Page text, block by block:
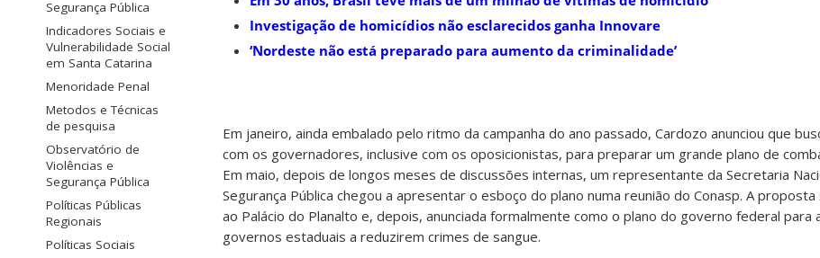
Segurança Pública
Indicadores Sociais e
Vulnerabilidade Social
em Santa Catarina
Menoridade Penal
Metodos e Técnicas
de pesquisa
Observatório de
Violências e
Segurança Pública
Políticas Públicas
Regionais
Políticas Sociais
Investigação de homicídios não esclarecidos ganha Innovare
‘Nordeste não está preparado para aumento da criminalidade’
Em janeiro, ainda embalado pelo ritmo da campanha do ano passado, Cardozo anunciou que
com os governadores, inclusive com os oposicionistas, para preparar um grande plano de
Em maio, depois de longos meses de discussões internas, um representante da Secretaria
Segurança Pública chegou a apresentar o esboço do plano numa reunião do Conasp. A proposta
ao Palácio do Planalto e, depois, anunciada formalmente como o plano do governo federal para
governos estaduais a reduzirem crimes de sangue.